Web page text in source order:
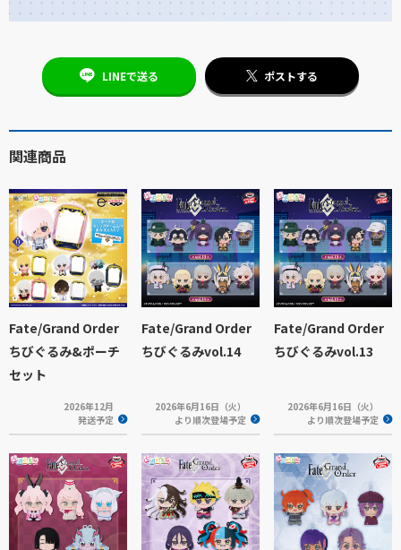
LINEで送る ポストする
関連商品
Fate/Grand Order
ちびぐるみ&ポーチ
セット
2026年12月
発送予定
Fate/Grand Order
ちびぐるみvol.14
2026年6月16日（火）
より順次登場予定
Fate/Grand Order
ちびぐるみvol.13
2026年6月16日（火）
より順次登場予定